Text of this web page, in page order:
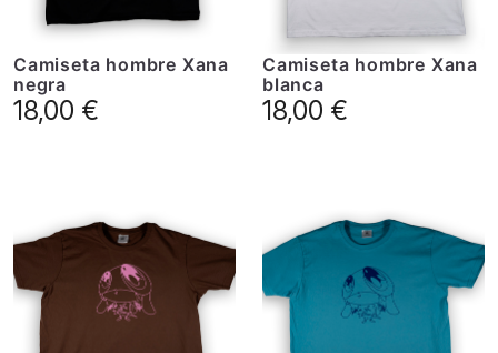
Camiseta hombre Xana
negra
18,00 €
Camiseta hombre Xana
blanca
18,00 €